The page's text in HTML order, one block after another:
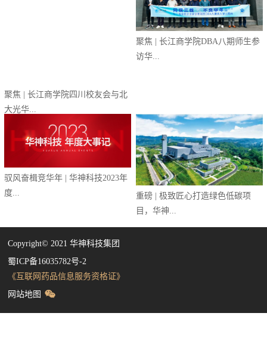
聚焦 | 长江商学院DBA八期师生参
访华...
驭风奋楫竞华年 | 华神科技2023年
度...
重磅 | 极致匠心打造绿色低碳项
目，华神...